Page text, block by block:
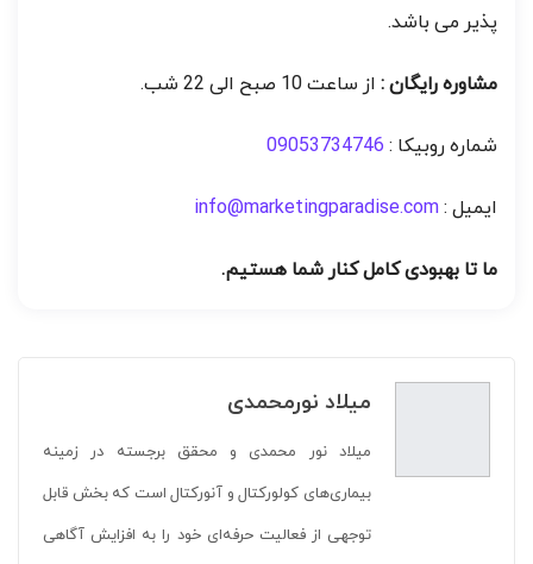
پذیر می باشد.
مشاوره رایگان : از ساعت 10 صبح الی 22 شب.
شماره روبیکا : 09053734746
ایمیل :info@marketingparadise.com
ما تا بهبودی کامل کنار شما هستیم.
میلاد نورمحمدی
میلاد نور محمدی و محقق برجسته در زمینه
بیماری‌های کولورکتال و آنورکتال است که بخش قابل
توجهی از فعالیت حرفه‌ای خود را به افزایش آگاهی